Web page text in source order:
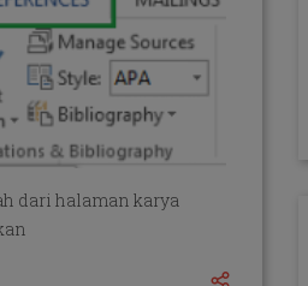
dari halaman karya